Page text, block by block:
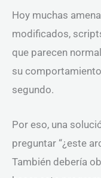
Hoy muchas
modificados,
que parecen
su
segundo.
Por eso, una
preguntar “¿este
También debería